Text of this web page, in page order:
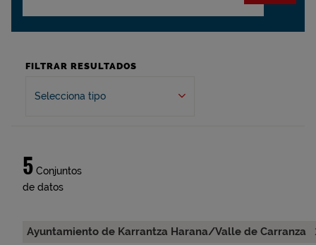
FILTRAR RESULTADOS
Selecciona tipo
5 Conjuntos
de datos
Ayuntamiento de Karrantza Harana/Valle de Carranza